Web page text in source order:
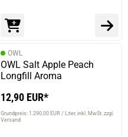
OWL
OWL Salt Apple Peach
Longfill Aroma
12,90 EUR*
Grundpreis: 1.290,00 EUR / Liter inkl. MwSt. zzgl.
Versand